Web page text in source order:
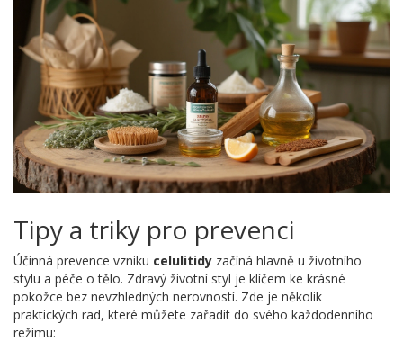
Tipy a triky pro prevenci
Účinná prevence vzniku celulitidy začíná hlavně u životního
stylu a péče o tělo. Zdravý životní styl je klíčem ke krásné
pokožce bez nevzhledných nerovností. Zde je několik
praktických rad, které můžete zařadit do svého každodenního
režimu: